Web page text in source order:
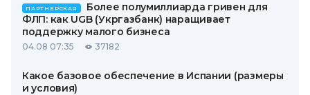
ПАРТНЕРСКАЯ
Более полумиллиарда гривен для
ФЛП: как UGB (Укргазбанк) наращивает
поддержку малого бизнеса
04.08 07:35 37182
Какое базовое обеспечение в Испании (размеры
и условия)